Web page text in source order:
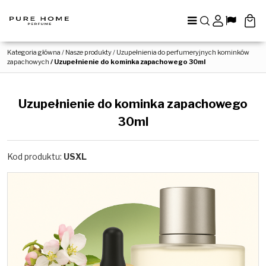
Menu
SzukajPanelLang
Kategoria główna / Nasze produkty/ Uzupełnienia do perfumeryjnych kominków
zapachowych / Uzupełnienie do kominka zapachowego 30ml
Uzupełnienie do kominka zapachowego
30ml
Kod produktu: USXL